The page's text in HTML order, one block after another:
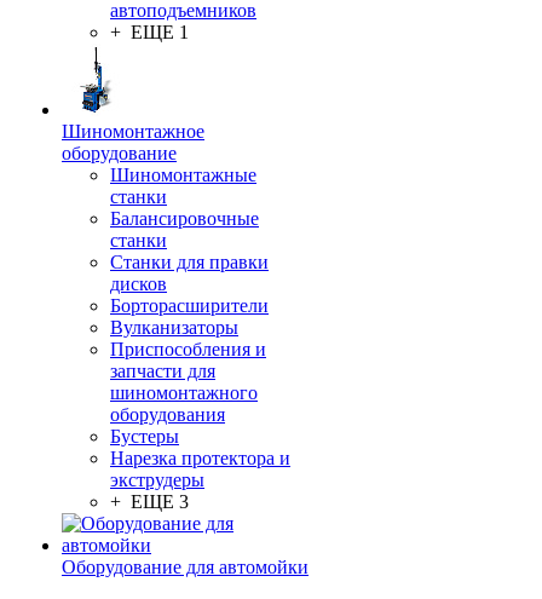
автоподъемников
+ ЕЩЕ 1
Шиномонтажное
оборудование
Шиномонтажные
станки
Балансировочные
станки
Станки для правки
дисков
Борторасширители
Вулканизаторы
Приспособления и
запчасти для
шиномонтажного
оборудования
Бустеры
Нарезка протектора и
экструдеры
+ ЕЩЕ 3
Оборудование для автомойки